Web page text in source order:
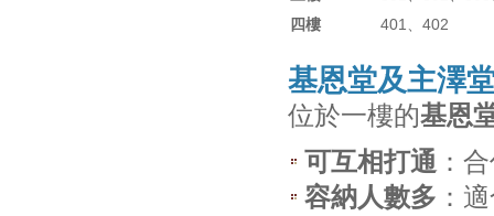
四樓
401、402
基恩堂及主澤
位於一樓的基恩
可互相打通 ：
容納人數多 ：